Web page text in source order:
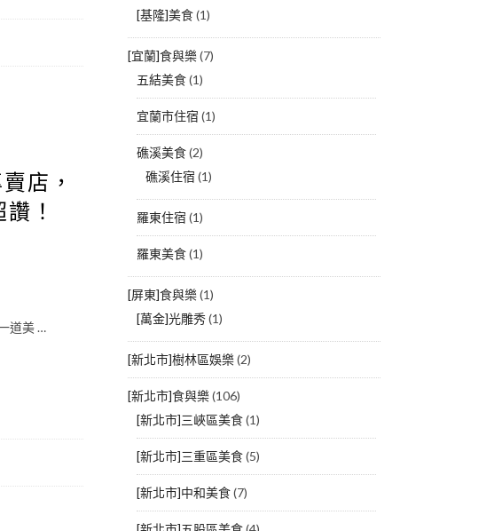
店，
！
道美 …
[基隆]美食(1)
[宜蘭]食與樂(7)
五結美食(1)
宜蘭市住宿 (1)
礁溪美食(2)
礁溪住宿 (1)
羅東住宿 (1)
羅東美食(1)
[屏東]食與樂(1)
[萬金]光雕秀(1)
[新北市]樹林區娛樂(2)
[新北市]食與樂(106)
[新北市]三峽區美食(1)
[新北市]三重區美食(5)
[新北市]中和美食(7)